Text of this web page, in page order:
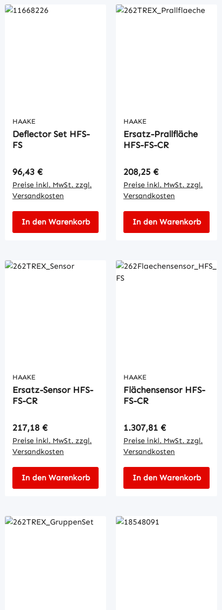
HAAKE
Deflector Set HFS-
FS
Regulärer Preis:
96,43 €
Preise inkl. MwSt. zzgl.
Versandkosten
In den Warenkorb
HAAKE
Ersatz-Prallfläche
HFS-FS-CR
Regulärer Preis:
208,25 €
Preise inkl. MwSt. zzgl.
Versandkosten
In den Warenkorb
HAAKE
Ersatz-Sensor HFS-
FS-CR
Regulärer Preis:
217,18 €
Preise inkl. MwSt. zzgl.
Versandkosten
In den Warenkorb
HAAKE
Flächensensor HFS-
FS-CR
Regulärer Preis:
1.307,81 €
Preise inkl. MwSt. zzgl.
Versandkosten
In den Warenkorb